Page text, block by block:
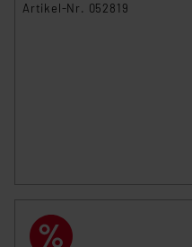
Artikel-Nr. 052819